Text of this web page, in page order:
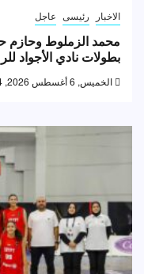
الاخبار رئيسى عاجل
محمد الزملوط وحازم
بطولات نادي الأجواد
الخميس, 6 أغسطس 2026, 6:14 م